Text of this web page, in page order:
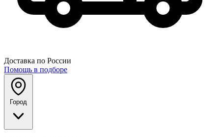
Доставка по России
Помощь в подборе
Город